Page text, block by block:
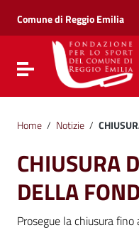
Vai al menu di
Vai al footer
Comune di Reggio Emilia
Attiva / disattiva la
Home / Notizie /
CHIUSURA
DELLA
Prosegue la chiusura